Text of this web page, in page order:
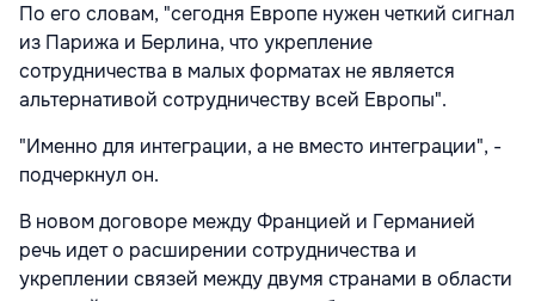
По его словам, "сегодня Европе нужен четкий сигнал
из Парижа и Берлина, что укрепление
сотрудничества в малых форматах не является
альтернативой сотрудничеству всей Европы".
"Именно для интеграции, а не вместо интеграции", -
подчеркнул он.
В новом договоре между Францией и Германией
речь идет о расширении сотрудничества и
укреплении связей между двумя странами в области